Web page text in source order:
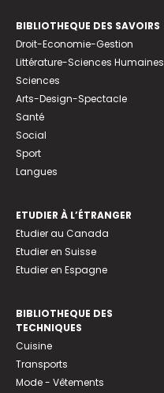
BIBLIOTHEQUE DES SAVOIRS
Droit-Economie-Gestion
Littérature-Sciences Humaines
Sciences
Arts-Design-Spectacle
Santé
Social
Sport
Langues
ETUDIER À L’ÉTRANGER
Etudier au Canada
Etudier en Suisse
Etudier en Espagne
BIBLIOTHEQUE DES
TECHNIQUES
Cuisine
Transports
Mode - Vêtements